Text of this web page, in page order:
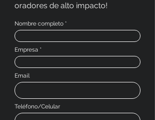
oradores de alto impacto!
Nombre completo
Empresa
Email
Teléfono/Celular